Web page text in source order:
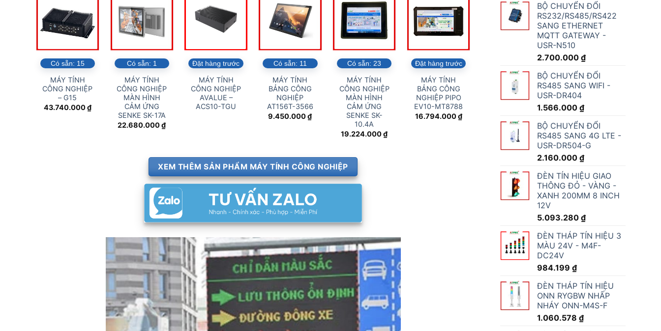
Có sẵn: 15
MÁY TÍNH
CÔNG NGHIỆP
– G15
43.740.000₫
Có sẵn: 1
MÁY TÍNH
CÔNG NGHIỆP
MÀN HÌNH
CẢM ỨNG
SENKE SK-17A
22.680.000₫
Đặt hàng trước
MÁY TÍNH
CÔNG NGHIỆP
AVALUE –
ACS10-TGU
Có sẵn: 11
MÁY TÍNH
BẢNG CÔNG
NGHIỆP
AT156T-3566
9.450.000₫
Có sẵn:23
MÁY TÍNH
CÔNG NGHIỆP
MÀN HÌNH
CẢM ỨNG
SENKE SK-
10.4A
19.224.000₫
Đặt hàng trước
MÁY TÍNH
BẢNG CÔNG
NGHIỆP PIPO
EV10-MT8788
16.794.000₫
XEM THÊM SẢN PHẨM MÁY TÍNH CÔNG NGHIỆP
BỘ CHUYỂN ĐỔI
RS232/RS485/RS422
SANG ETHERNET
MQTT GATEWAY -
USR-N510
2.700.000 ₫
BỘ CHUYỂN ĐỔI
RS485 SANG WIFI -
USR-DR404
1.566.000 ₫
BỘ CHUYỂN ĐỔI
RS485 SANG 4G LTE -
USR-DR504-G
2.160.000 ₫
ĐÈN TÍN HIỆU GIAO
THÔNG ĐỎ - VÀNG -
XANH 200MM 8 INCH
12V
5.093.280 ₫
ĐÈN THÁP TÍN HIỆU 3
MÀU 24V - M4F-
DC24V
984.199 ₫
ĐÈN THÁP TÍN HIỆU
ONN RYGBW NHẤP
NHÁY ONN-M4S-F
1.060.578 ₫